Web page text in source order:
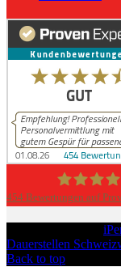
454 Bewertungen auf
Dauerstellen
Back to top